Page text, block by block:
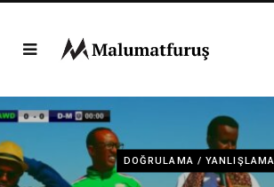
DOĞRULAMA / YANLIŞLAMA